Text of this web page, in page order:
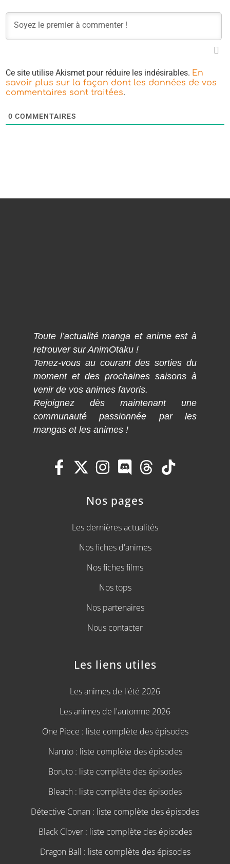
Ce site utilise Akismet pour réduire les indésirables. En
savoir plus sur la façon dont les données de vos
commentaires sont traitées.
0 COMMENTAIRES
Toute l’actualité manga et anime est à
retrouver sur AnimOtaku !
Tenez-vous au courant des sorties du
moment et des prochaines saisons à
venir de vos animes favoris.
Rejoignez dès maintenant une
communauté passionnée par les
mangas et les animes !
Nos pages
Les dernières actualités
Nos fiches d'animes
Nos fiches films
Nos tops
Nos partenaires
Nous contacter
Les liens utiles
Les animes de l'été 2026
Les animes de l'automne 2026
One Piece : liste complète des épisodes
Naruto : liste complète des épisodes
Boruto : liste complète des épisodes
Bleach : liste complète des épisodes
Détective Conan : liste complète des épisodes
Black Clover : liste complète des épisodes
Dragon Ball : liste complète des épisodes